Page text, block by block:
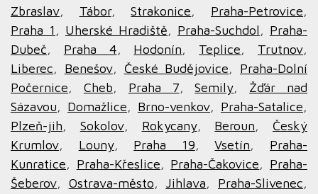
Zbraslav, Tábor,Strakonice, Praha-Petrovice,
Praha 1 , Uherské Hradiště, Praha-Suchdol, Praha-
Dubeč, Praha 4, Hodonín, Teplice, Trutnov,
Liberec, Benešov, České Budějovice, Praha-Dolní
Počernice, Cheb, Praha 7,Semily, Žďár nad
Sázavou, Domažlice, Brno-venkov, Praha-Satalice,
Plzeň-jih, Sokolov, Rokycany, Beroun, Český
Krumlov, Louny, Praha 19,Vsetín, Praha-
Kunratice, Praha-Křeslice, Praha-Čakovice, Praha-
Šeberov, Ostrava-město, Jihlava, Praha-Slivenec,